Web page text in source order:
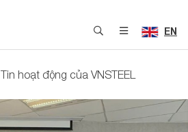
EN
Tin hoạt động của VNSTEEL